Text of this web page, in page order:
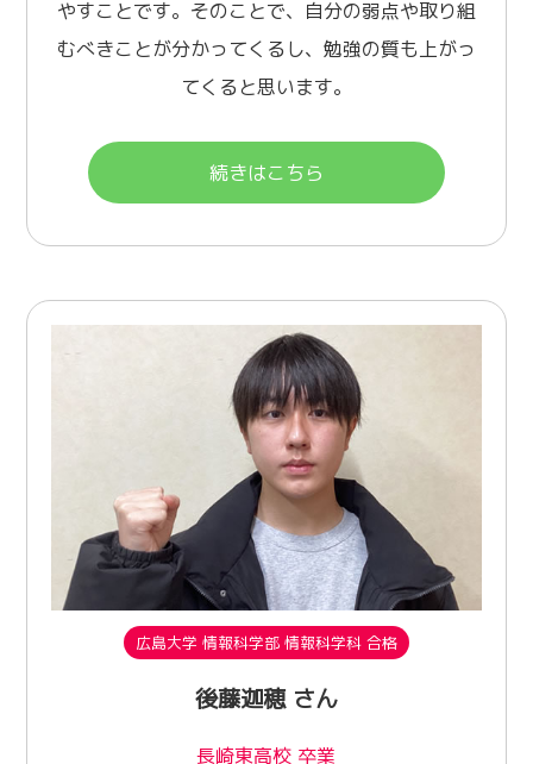
やすことです。そのことで、自分の弱点や取り組
むべきことが分かってくるし、勉強の質も上がっ
てくると思います。
続きはこちら
広島大学 情報科学部 情報科学科 合格
後藤迦穂 さん
長崎東高校 卒業